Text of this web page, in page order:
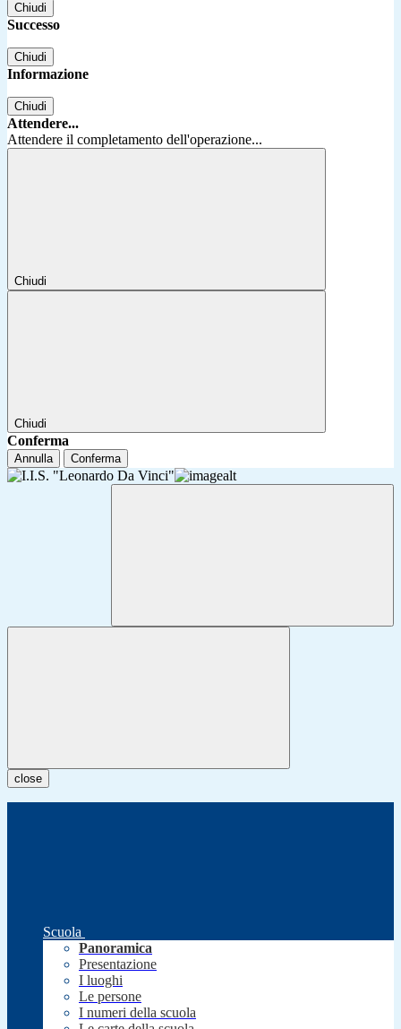
Chiudi
Successo
Chiudi
Informazione
Chiudi
Attendere...
Attendere il completamento dell'operazione...
Chiudi
Chiudi
Conferma
Annulla Conferma
close
Scuola
Panoramica
Presentazione
I luoghi
Le persone
I numeri della scuola